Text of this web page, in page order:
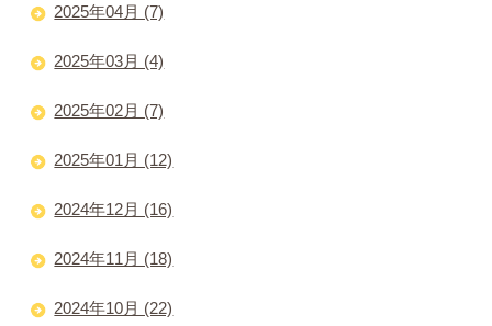
2025年04月 (7)
2025年03月 (4)
2025年02月 (7)
2025年01月 (12)
2024年12月 (16)
2024年11月 (18)
2024年10月 (22)